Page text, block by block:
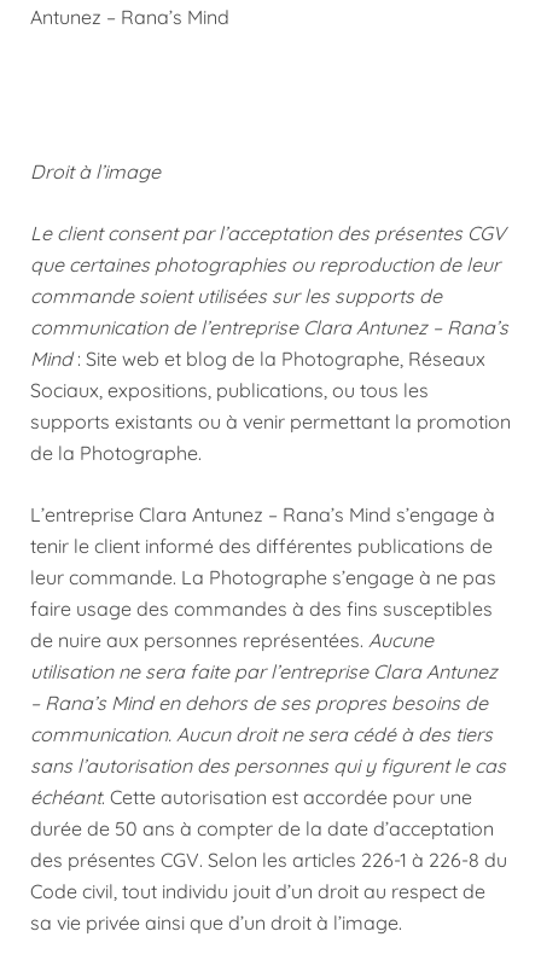
Antunez – Rana’s Mind
Droit à l’image
Le client consent par l’acceptation des présentes CGV
que certaines photographies ou reproduction de leur
commande soient utilisées sur les supports de
communication de l’entreprise Clara Antunez – Rana’s
Mind: Site web et blog de la Photographe, Réseaux
Sociaux, expositions, publications, ou tous les
supports existants ou à venir permettant la promotion
de la Photographe.
L’entreprise Clara Antunez – Rana’s Mind s’engage à
tenir le client informé des différentes publications de
leur commande. La Photographe s’engage à ne pas
faire usage des commandes à des fins susceptibles
de nuire aux personnes représentées. Aucune
utilisation ne sera faite par l’entreprise Clara Antunez
– Rana’s Mind en dehors de ses propres besoins de
communication. Aucun droit ne sera cédé à des tiers
sans l’autorisation des personnes qui y figurent le cas
échéant. Cette autorisation est accordée pour une
durée de 50 ans à compter de la date d’acceptation
des présentes CGV. Selon les articles 226-1 à 226-8 du
Code civil, tout individu jouit d’un droit au respect de
sa vie privée ainsi que d’un droit à l’image.